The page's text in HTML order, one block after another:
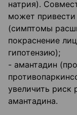
натрия).
может
(симптомы
покраснение
гипотензию);
- амантадин
увеличить риск
амантадина.